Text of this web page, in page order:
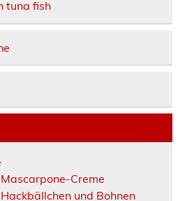
tuna fish
Creme
und Bohnen